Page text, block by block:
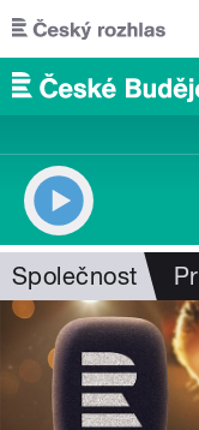
Přejít k hlavnímu
Společnost